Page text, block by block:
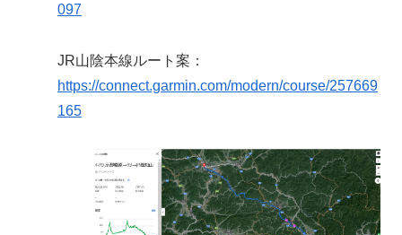
097
JR山陰本線ルート案：
https://connect.garmin.com/modern/course/257669
165